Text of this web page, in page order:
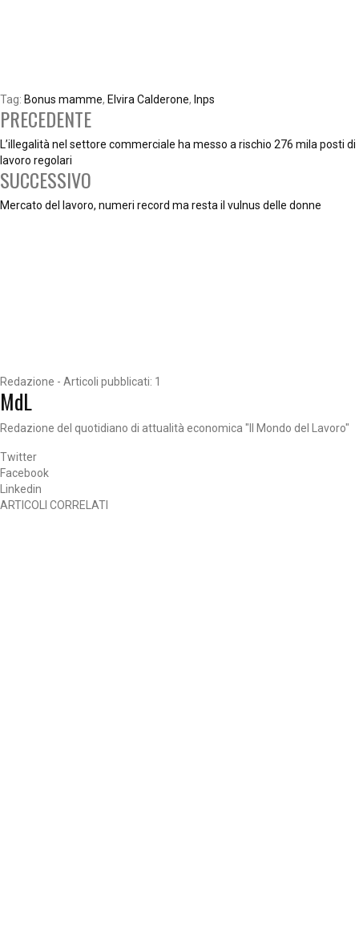
Tag: Bonus mamme, Elvira Calderone, Inps
PRECEDENTE
L’illegalità nel settore commerciale ha messo a rischio 276 mila posti di
lavoro regolari
SUCCESSIVO
Mercato del lavoro, numeri record ma resta il vulnus delle donne
Redazione - Articoli pubblicati: 1
MdL
Redazione del quotidiano di attualità economica "Il Mondo del Lavoro"
Twitter
Facebook
Linkedin
ARTICOLI CORRELATI